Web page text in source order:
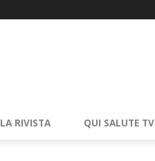
LA RIVISTA QUI SALUTE TV